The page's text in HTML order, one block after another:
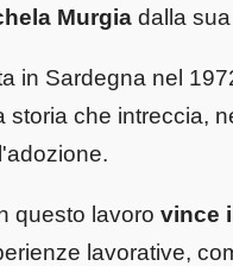
Murgia dalla sua
in Sardegna nel
storia che intreccia,
questo lavoro vince
lavorative,